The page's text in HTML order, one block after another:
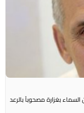
بغزارة مصحوباً بالرعد